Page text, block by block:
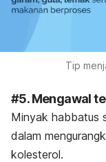
Tip
#5. Mengawal
Minyak habbatus
dalam
kolesterol.